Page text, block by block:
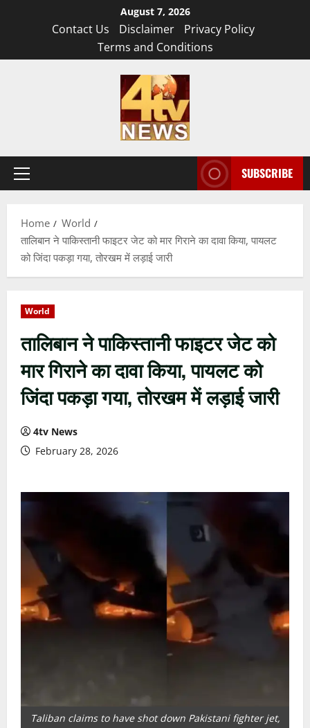
August 7, 2026
Contact Us Disclaimer
Privacy Policy
Terms and Conditions
Primary
SUBSCRIBE
Home
World
तालिबान ने पाकिस्तानी फाइटर जेट को मार गिराने का दावा किया, पायलट
को जिंदा पकड़ा गया, तोरखम में लड़ाई जारी
World
तालिबान ने पाकिस्तानी फाइटर जेट को
मार गिराने का दावा किया, पायलट को
जिंदा पकड़ा गया, तोरखम में लड़ाई जारी
4tv News
February 28, 2026
Taliban claims to have shot down Pakistani fighter jet,